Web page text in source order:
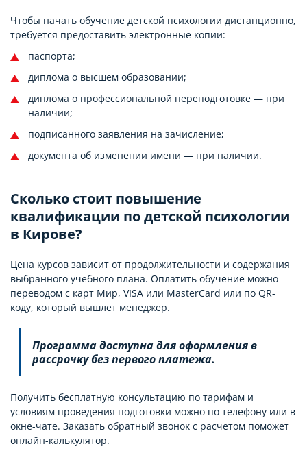
Чтобы начать обучение детской психологии дистанционно,
требуется предоставить электронные копии:
паспорта;
диплома о высшем образовании;
диплома о профессиональной переподготовке — при
наличии;
подписанного заявления на зачисление;
документа об изменении имени — при наличии.
Сколько стоит повышение
квалификации по детской психологии
в Кирове?
Цена курсов зависит от продолжительности и содержания
выбранного учебного плана. Оплатить обучение можно
переводом с карт Мир, VISA или MasterCard или по QR-
коду, который вышлет менеджер.
Программа доступна для оформления в
рассрочку без первого платежа.
Получить бесплатную консультацию по тарифам и
условиям проведения подготовки можно по телефону или в
окне-чате. Заказать обратный звонок с расчетом поможет
онлайн-калькулятор.